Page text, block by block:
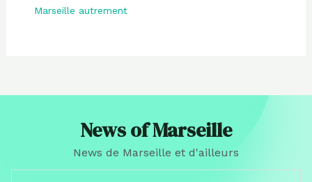
Marseille autrement
News of Marseille
News de Marseille et d'ailleurs